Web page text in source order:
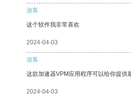
游客
这个软件我非常喜欢
2024-04-03
游客
这款加速器VPM应用程序可以给你提供
2024-04-03